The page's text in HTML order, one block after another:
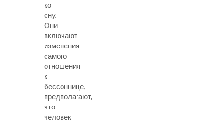
ко
сну.
Они
включают
изменения
самого
отношения
к
бессоннице,
предполагают,
что
человек